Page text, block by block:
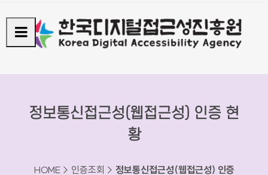
정보통신접근성(웹접근성) 인증 현
황
HOME > 인증조회 > 정보통신접근성(웹접근성) 인증